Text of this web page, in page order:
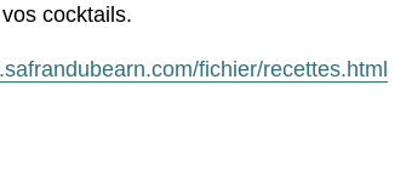
cocktails.
fichier/recettes.html